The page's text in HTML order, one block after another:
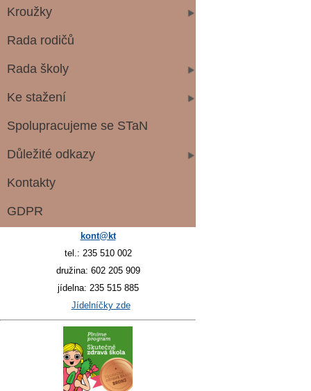
Kroužky
Rada rodičů
Rada školy
Ke stažení
Spolupracujeme se STaN
Důležité odkazy
Kontakty
GDPR
kont@kt
tel.: 235 510 002
družina: 602 205 909
jídelna: 235 515 885
Jídelníčky zde